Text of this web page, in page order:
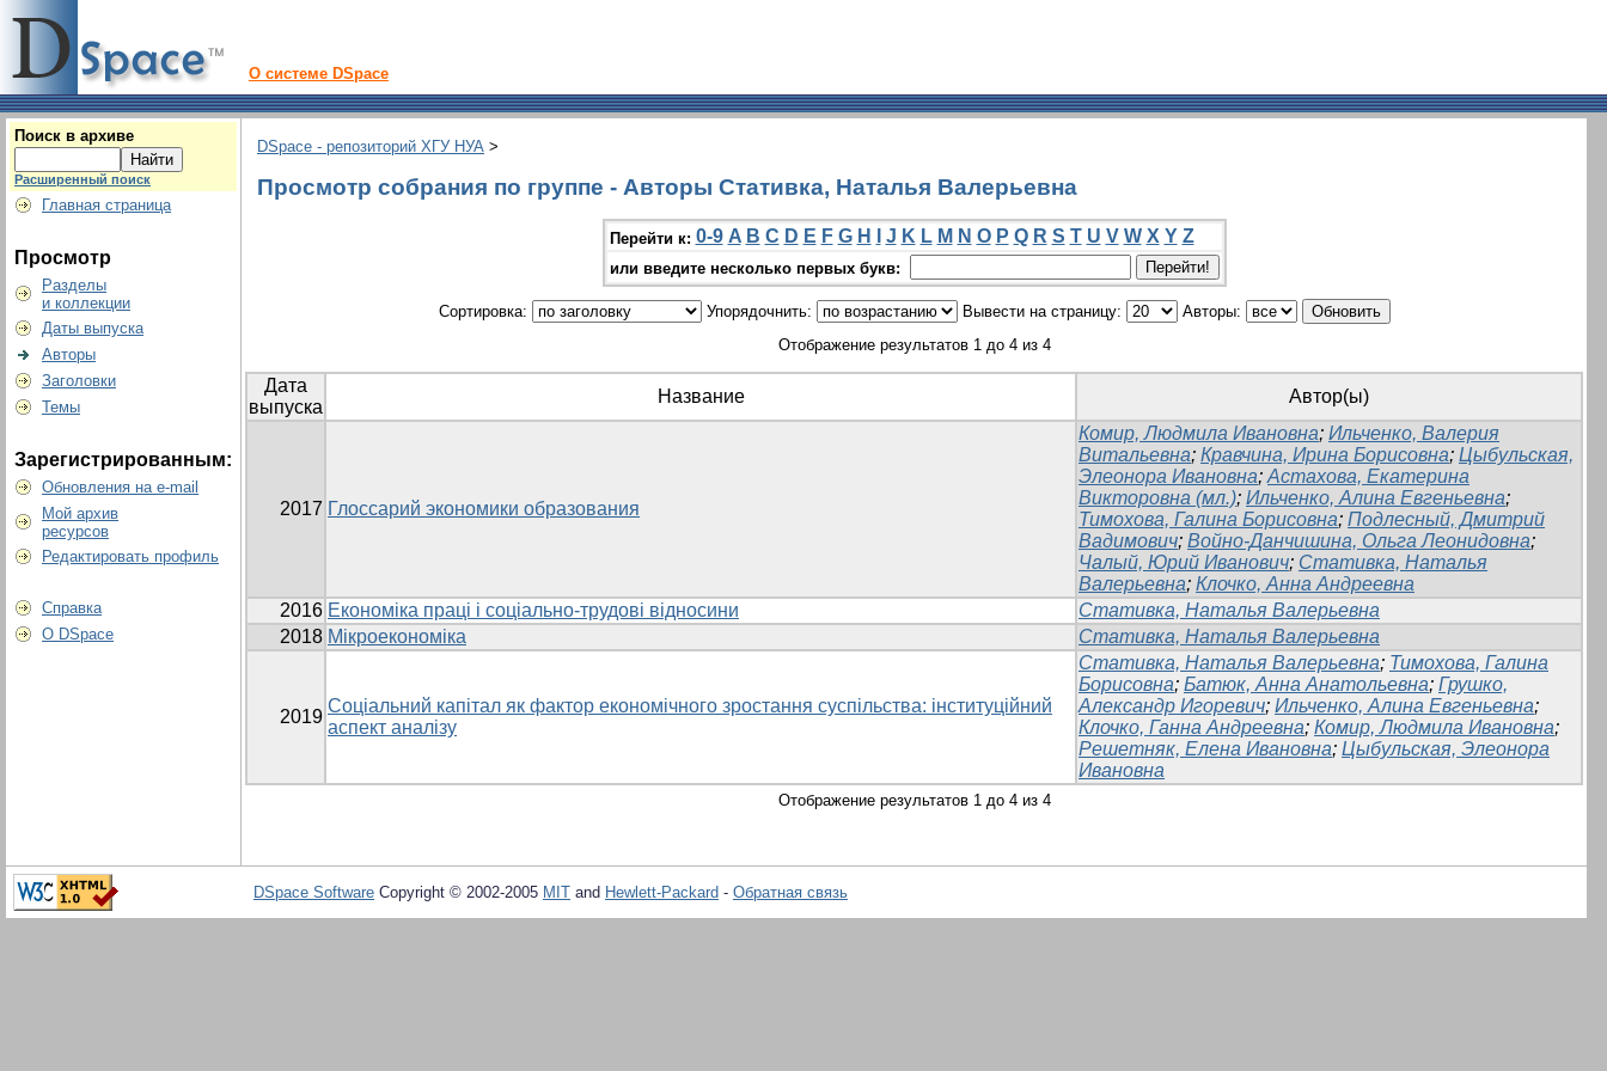
О системе DSpace
Поиск в архиве
Расширенный поиск
Главная страница
Просмотр
Разделы
и коллекции
Даты выпуска
Авторы
Заголовки
Темы
Зарегистрированным:
Обновления на e-mail
Мой архив
ресурсов
Редактировать профиль
Справка
О DSpace
DSpace - репозиторий ХГУ НУА >
Просмотр собрания по группе - Авторы Стативка, Наталья Валерьевна
Перейти к: 0-9 A B C D E F G H J K L M N O P Q R S T U V W X Y Z
или введите несколько первых букв:
Сортировка: Упорядочнить: Вывести на страницу:
Авторы:
Отображение результатов 1 до 4 из 4
Дата
выпуска
Название Автор(ы)
2017 Глоссарий экономики образования
Комир, Людмила Ивановна; Ильченко, Валерия
Витальевна; Кравчина, Ирина Борисовна; Цыбульская,
Элеонора Ивановна; Астахова, Екатерина
Викторовна (мл.); Ильченко, Алина Евгеньевна;
Тимохова, Галина Борисовна; Подлесный, Дмитрий
Вадимович; Войно-Данчишина, Ольга Леонидовна;
Чалый, Юрий Иванович; Стативка, Наталья
Валерьевна; Клочко, Анна Андреевна
2016 Економіка праці і соціально-трудові відносини
Стативка, Наталья Валерьевна
2018 Мікроекономіка Стативка, Наталья Валерьевна
2019
Соціальний капітал як фактор економічного зростання суспільства: інституційний
аспект аналізу
Стативка, Наталья Валерьевна; Тимохова, Галина
Борисовна; Батюк, Анна Анатольевна; Грушко,
Александр Игоревич; Ильченко, Алина Евгеньевна;
Клочко, Ганна Андреевна; Комир, Людмила Ивановна;
Решетняк, Елена Ивановна; Цыбульская, Элеонора
Ивановна
Отображение результатов 1 до 4 из 4
DSpace Software Copyright © 2002-2005 MIT and Hewlett-Packard - Обратная связь